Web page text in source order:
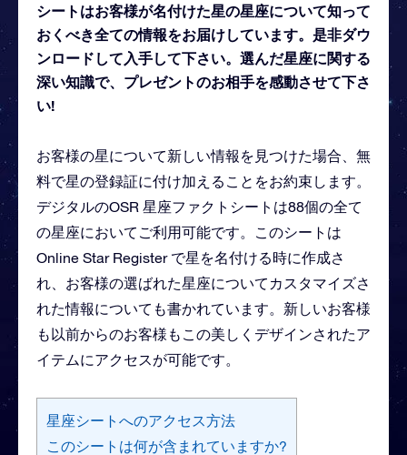
シートはお客様が名付けた星の星座について知って
おくべき全ての情報をお届けしています。是非ダウ
ンロードして入手して下さい。選んだ星座に関する
深い知識で、プレゼントのお相手を感動させて下さ
い!
お客様の星について新しい情報を見つけた場合、無
料で星の登録証に付け加えることをお約束します。
デジタルのOSR 星座ファクトシートは88個の全て
の星座においてご利用可能です。このシートは
Online Star Register で星を名付ける時に作成さ
れ、お客様の選ばれた星座についてカスタマイズさ
れた情報についても書かれています。新しいお客様
も以前からのお客様もこの美しくデザインされたア
イテムにアクセスが可能です。
星座シートへのアクセス方法
このシートは何が含まれていますか?